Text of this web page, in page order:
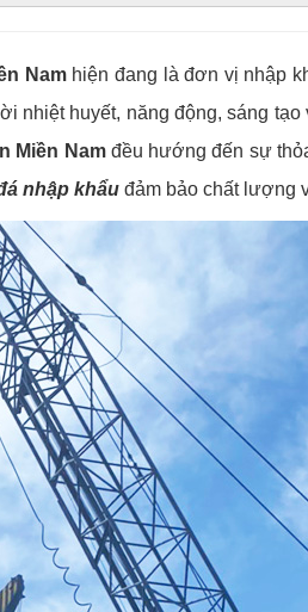
Namhiện đang là đơn vị nhập
huyết, năng động, sáng
Miền Namđều hướng đến sự
nhập khẩu đảm bảo chất lượng